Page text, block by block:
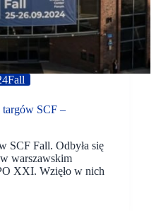
targów SCF –
SCF Fall. Odbyła się
warszawskim
XXI. Wzięło w nich